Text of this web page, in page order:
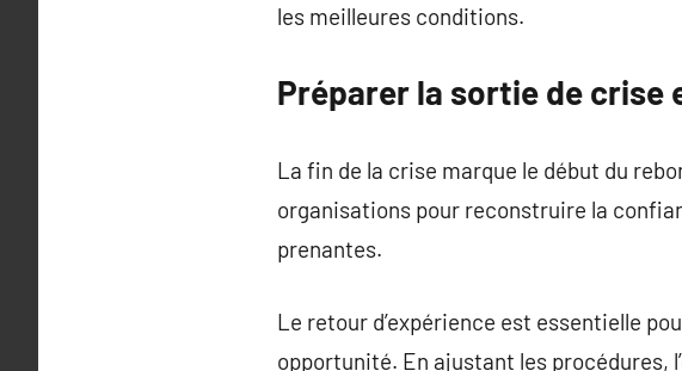
les meilleures conditions.
Préparer la sortie de crise
La fin de la crise marque le début du
organisations pour reconstruire la
prenantes.
Le retour d’expérience est essentielle
opportunité. En ajustant les procédures,